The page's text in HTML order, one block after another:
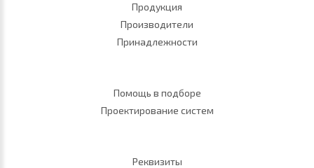
Продукция
Производители
Принадлежности
Помощь в подборе
Проектирование систем
Реквизиты